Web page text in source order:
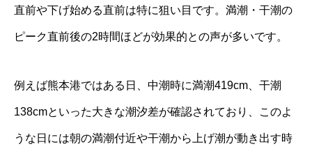
直前や下げ始める直前は特に狙い目です。満潮・干潮の
ピーク直前後の2時間ほどが効果的との声が多いです。
例えば熊本港ではある日、中潮時に満潮419cm、干潮
138cmといった大きな潮汐差が確認されており、このよ
うな日には朝の満潮付近や干潮から上げ潮が動き出す時